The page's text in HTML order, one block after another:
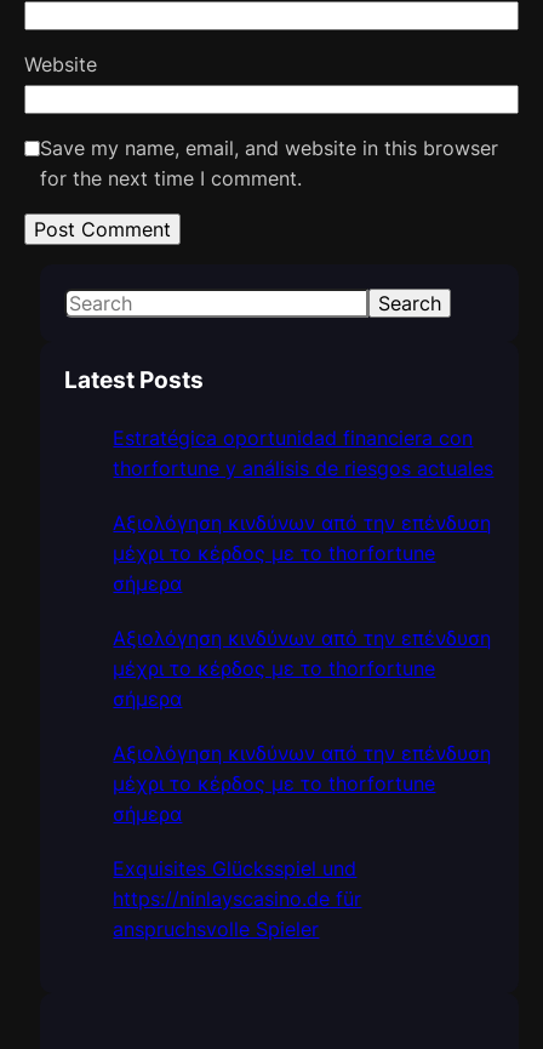
Website
Save my name, email, and website in this browser
for the next time I comment.
S
r
Search
Latest Posts
Estratégica oportunidad financiera con
thorfortune y análisis de riesgos actuales
Αξιολόγηση κινδύνων από την επένδυση
μέχρι το κέρδος με το thorfortune
σήμερα
Αξιολόγηση κινδύνων από την επένδυση
μέχρι το κέρδος με το thorfortune
σήμερα
Αξιολόγηση κινδύνων από την επένδυση
μέχρι το κέρδος με το thorfortune
σήμερα
Exquisites Glücksspiel und
https://ninlayscasino.de für
anspruchsvolle Spieler